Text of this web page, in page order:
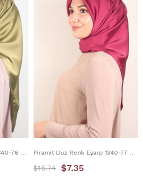
Piramit Düz Renk Eşarp 1340-76 Hardal Piramit Düz Renk Eşarp 1340-77 Bordo
$7.35
$15.74